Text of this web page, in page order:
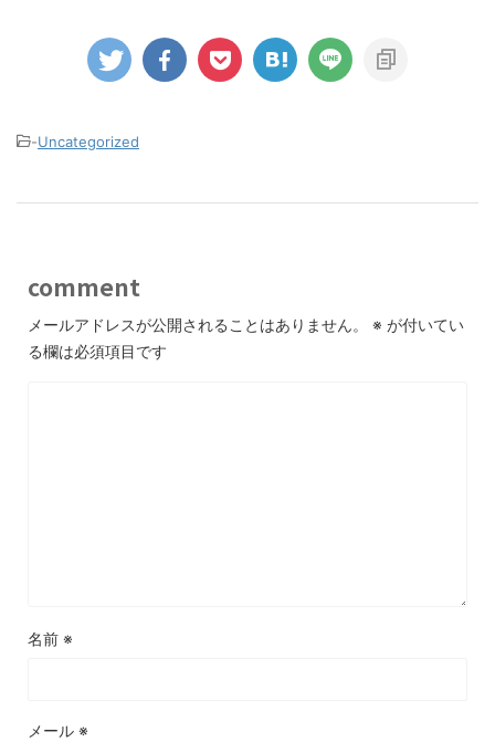
-Uncategorized
comment
メールアドレスが公開されることはありません。 ※ が付いてい
る欄は必須項目です
名前 ※
メール ※